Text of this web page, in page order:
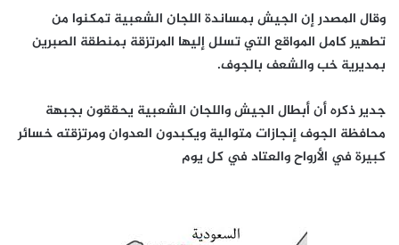
وقال المصدر إن الجيش بمساندة اللجان الشعبية تمكنوا من
تطهير كامل المواقع التي تسلل إليها المرتزقة بمنطقة الصبرين
بمديرية خب والشعف بالجوف.
جدير ذكره أن أبطال الجيش واللجان الشعبية يحققون بجبهة
محافظة الجوف إنجازات متوالية ويكبدون العدوان ومرتزقته خسائر
كبيرة في الأرواح والعتاد في كل يوم